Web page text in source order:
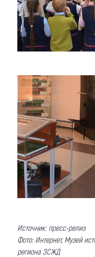
Источник: пресс-релиз
Фото: Интернет, Музей
региона ЗСЖД